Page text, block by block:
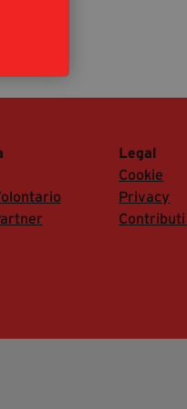
Legal
Cookie
Privacy